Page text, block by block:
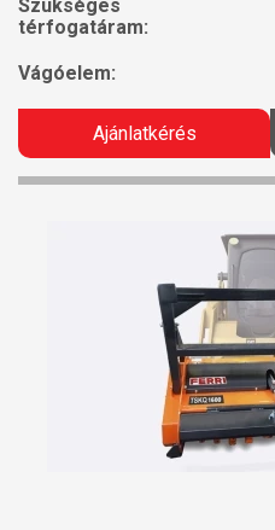
Szükséges
térfogatáram:
Vágóelem:
Ajánlatkérés